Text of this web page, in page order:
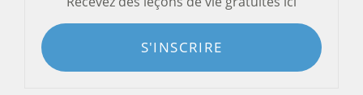
S'INSCRIRE